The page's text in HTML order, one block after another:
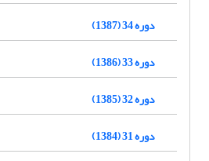
دوره 34 (1387)
دوره 33 (1386)
دوره 32 (1385)
دوره 31 (1384)